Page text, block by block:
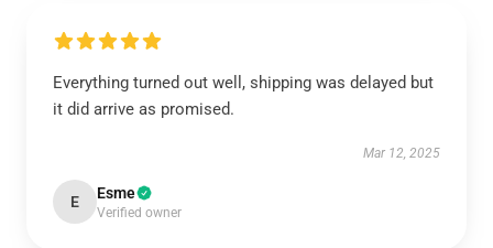
Everything turned out well, shipping was delayed but
it did arrive as promised.
Mar 12, 2025
E Esme
Verified owner